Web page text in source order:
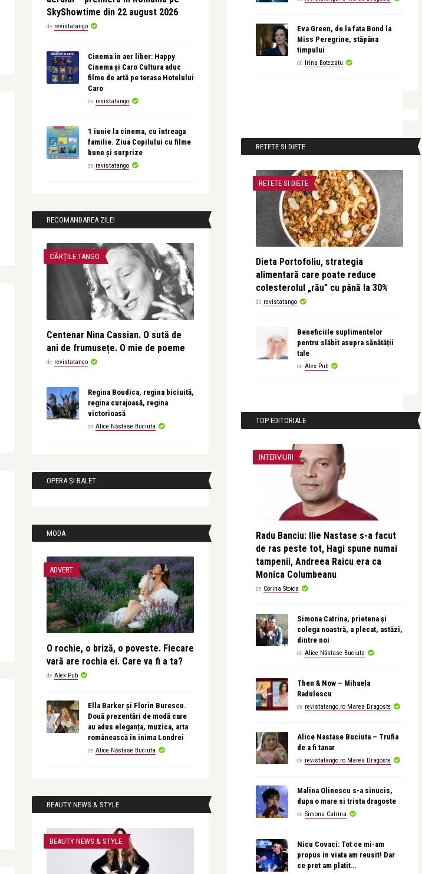
SkyShowtime din 22 august 2026
de revistatango
Cinema în aer liber: Happy
Cinema și Caro Cultura aduc
filme de artă pe terasa Hotelului
Caro
de revistatango
1 iunie la cinema, cu întreaga
familie. Ziua Copilului cu filme
bune și surprize
de revistatango
RECOMANDAREA ZILEI
CĂRȚILE TANGO
Centenar Nina Cassian. O sută de
ani de frumusețe. O mie de poeme
de revistatango
Regina Boudica, regina biciuită,
regina curajoasă, regina
victorioasă
de Alice Năstase Buciuta
OPERA ȘI BALET
MODA
ADVERT
O rochie, o briză, o poveste. Fiecare
vară are rochia ei. Care va fi a ta?
de Alex Pub
Ella Barker și Florin Burescu.
Două prezentări de modă care
au adus eleganța, muzica, arta
românească în inima Londrei
de Alice Năstase Buciuta
BEAUTY NEWS & STYLE
BEAUTY NEWS & STYLE
Eva Green, de la fata Bond la
Miss Peregrine, stăpâna
timpului
de Irina Botezatu
RETETE SI DIETE
RETETE SI DIETE
Dieta Portofoliu, strategia
alimentară care poate reduce
colesterolul „rău” cu până la 30%
de revistatango
Beneficiile suplimentelor
pentru slăbit asupra sănătății
tale
de Alex Pub
TOP EDITORIALE
INTERVIURI
Radu Banciu: Ilie Nastase s-a facut
de ras peste tot, Hagi spune numai
tampenii, Andreea Raicu era ca
Monica Columbeanu
de Corina Stoica
Simona Catrina, prietena și
colega noastră, a plecat, astăzi,
dintre noi
de Alice Năstase Buciuta
Then & Now – Mihaela
Radulescu
de revistatango.ro Marea Dragoste
Alice Nastase Buciuta – Trufia
de a fi tanar
de revistatango.ro Marea Dragoste
Malina Olinescu s-a sinucis,
dupa o mare si trista dragoste
de Simona Catrina
Nicu Covaci: Tot ce mi-am
propus in viata am reusit! Dar
ce pret am platit…